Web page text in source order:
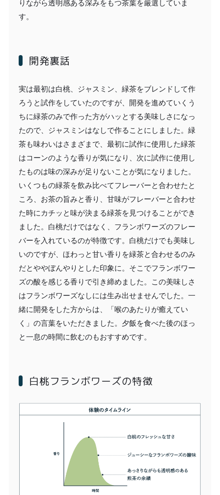
りながら透明感ある深みをもつ茶葉を厳選していま
す。
開発裏話
実は最初は白桃、ジャスミン、緑茶をブレンドして作
ろうと試作をしていたのですが、開発を進めていくう
ちに緑茶のみで作った方がハッとする美味しさになっ
たので、ジャスミンはなしで作ることにしました。緑
茶も味わいはさまざまで、最初に試作に使用した緑茶
はコーンのような香りが気になり、次に試作に使用し
たものは味の深みが足りないことが気になりました。
いくつもの緑茶を飲み比べてフレーバーと合わせたと
ころ、お茶の旨みと香り、甘味がフレーバーと合わせ
た時にカチッと味が決まる緑茶を見つけることができ
ました。白桃だけではなく、フランボワーズのフレー
バーを入れているのが特徴です。白桃だけでも美味し
いのですが、ほわっと甘い香りを緑茶と合わせるのみ
だとややぼんやりとした印象に。そこでフランボワー
ズの酸を感じる香りで引き締めました。この美味しさ
はフランボワーズなしには生み出せませんでした。一
緒に開発をした方からは、「喉のあたりが癒えてい
く」の言葉をいただきました。夕飯を食べた後のほっ
と一息の時間に飲むのもおすすめです。
白桃フランボワーズの特徴